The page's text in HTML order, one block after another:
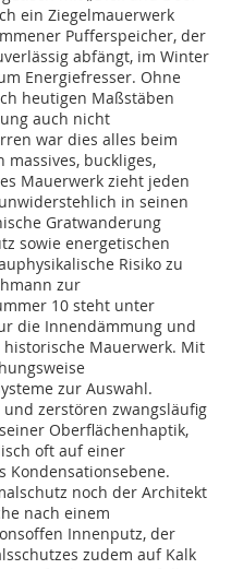
ein Ziegelmauerwerk
Pufferspeicher, der
abfängt, im Winter
Energiefresser. Ohne
heutigen Maßstäben
auch nicht
war dies alles beim
buckliges,
Mauerwerk zieht jeden
in seinen
Gratwanderung
sowie energetischen
Risiko zu
zur
10 steht unter
die Innendämmung und
Mauerwerk. Mit
zur Auswahl.
zerstören zwangsläufig
Oberflächenhaptik,
oft auf einer
Kondensationsebene.
noch der Architekt
nach einem
Innenputz, der
zudem auf Kalk